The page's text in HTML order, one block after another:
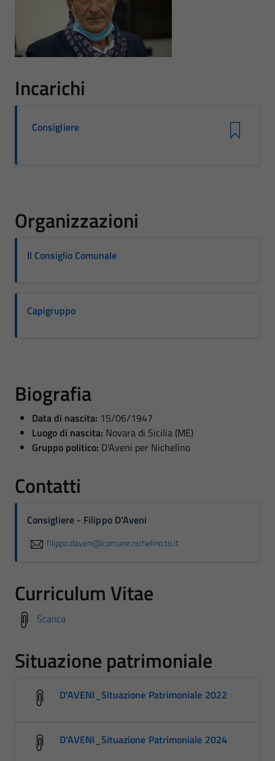
Incarichi
Consigliere
Organizzazioni
Il Consiglio Comunale
Capigruppo
Biografia
Data di nascita: 15/06/1947
Luogo di nascita: Novara di Sicilia (ME)
Gruppo politico: D'Aveni per Nichelino
Contatti
Consigliere - Filippo D'Aveni
filippo.daveni@comune.nichelino.to.it
Curriculum Vitae
Scarica
Situazione patrimoniale
D'AVENI_Situazione Patrimoniale 2022
D'AVENI_Situazione Patrimoniale 2024